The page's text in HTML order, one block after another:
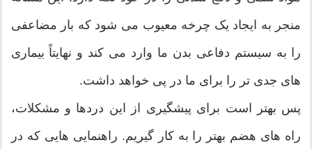
منجر به ایجاد یک چرخه معیوب می شود که بار مضاعفی
را به سیستم دفاعی بدن ما وارد می کند و نهایتاً بیماری
های جدی تر را برای ما در پی خواهد داشت.
پس بهتر است برای پیشگیری از این دردها و مشکلات،
راه های هضم بهتر را به کار گیریم. راهنمایی هایی که در